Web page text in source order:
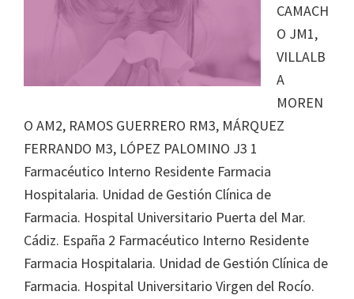
CAMACH
O JM1,
VILLALB
A
MOREN
O AM2, RAMOS GUERRERO RM3, MÁRQUEZ
FERRANDO M3, LÓPEZ PALOMINO J3 1
Farmacéutico Interno Residente Farmacia
Hospitalaria. Unidad de Gestión Clínica de
Farmacia. Hospital Universitario Puerta del Mar.
Cádiz. España 2 Farmacéutico Interno Residente
Farmacia Hospitalaria. Unidad de Gestión Clínica de
Farmacia. Hospital Universitario Virgen del Rocío.